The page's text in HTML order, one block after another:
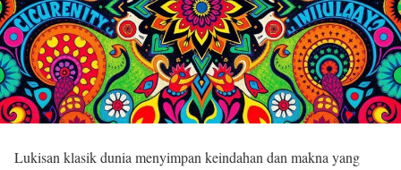
Lukisan klasik dunia menyimpan keindahan dan makna yang